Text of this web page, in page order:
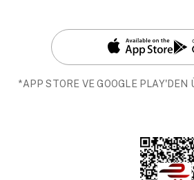
*APP STORE VE GOOGLE